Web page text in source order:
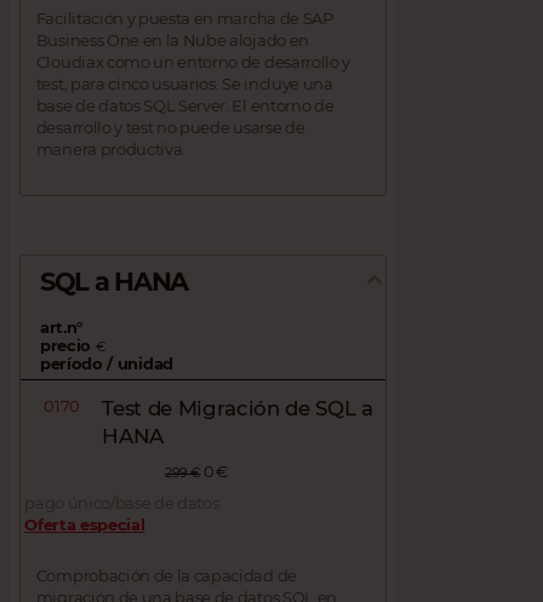
Facilitación y puesta en marcha de SAP
Business One en la Nube alojado en
Cloudiax como un entorno de desarrollo y
test, para cinco usuarios. Se incluye una
base de datos SQL Server. El entorno de
desarrollo y test no puede usarse de
manera productiva.
SQL a HANA
art.n°
precio €
período / unidad
0170
Test de Migración de SQL a
HANA
299 € 0 €
pago único/base de datos
Oferta especial
Comprobación de la capacidad de
migración de una base de datos SQL en